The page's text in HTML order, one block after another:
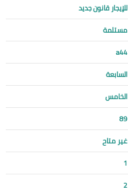
للإيجار قانون جديد
مستلمة
a44
السابعة
الخامس
89
غير متاح
1
2